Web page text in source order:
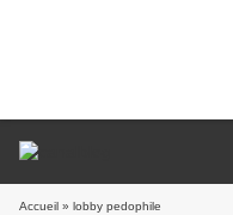
Accueil » lobby pedophile